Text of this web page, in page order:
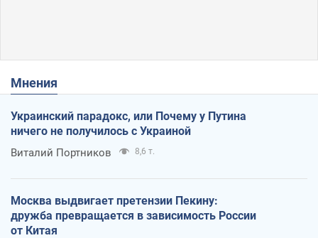
Мнения
Украинский парадокс, или Почему у Путина
ничего не получилось с Украиной
Виталий Портников 8,6 т.
Москва выдвигает претензии Пекину:
дружба превращается в зависимость России
от Китая